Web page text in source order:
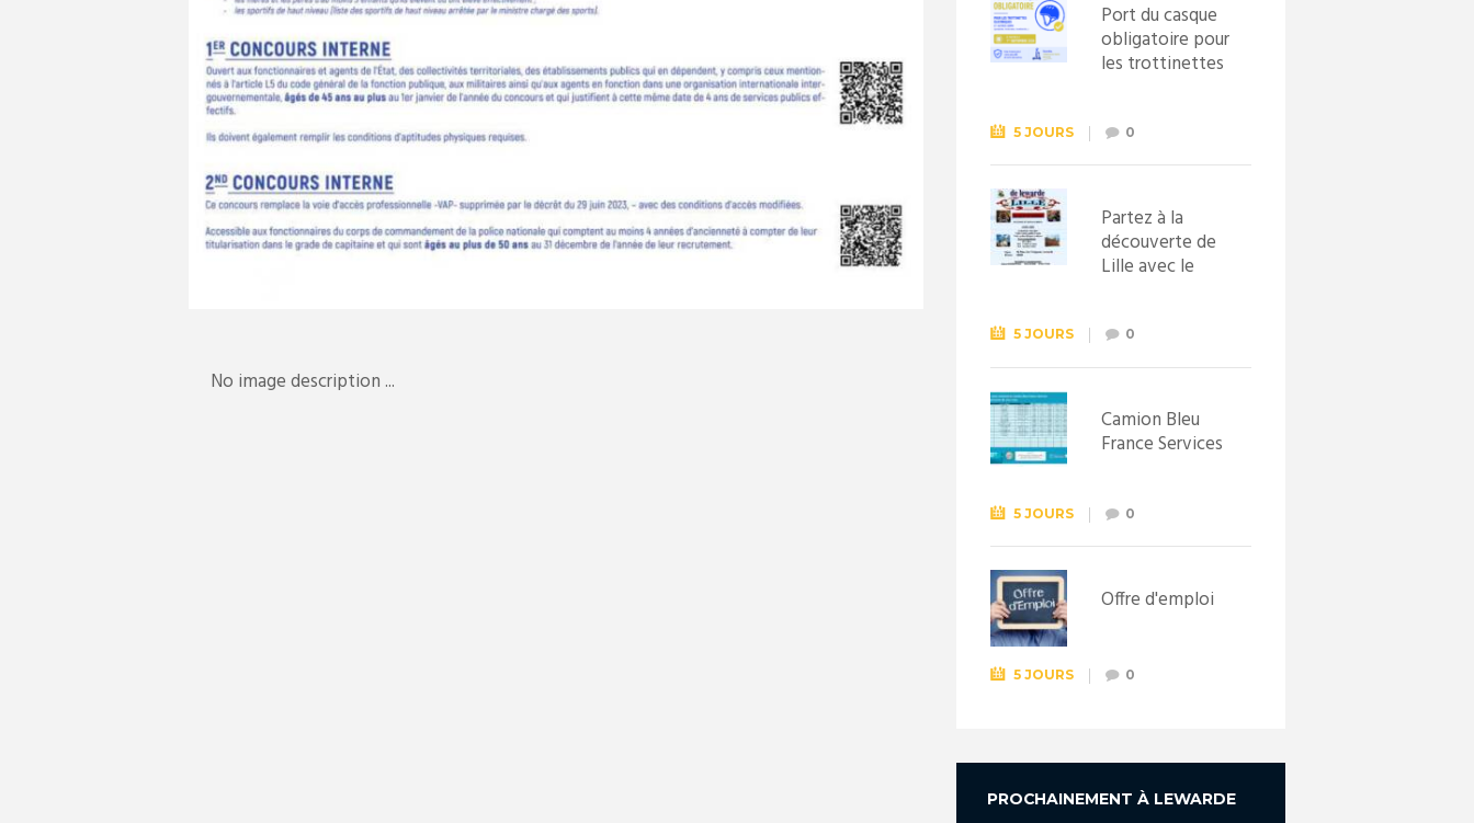
No image description ...
Port du casque
obligatoire pour
les trottinettes
septembre
2026
5 JOURS 0
Partez à la
découverte de
Lille avec le
Lewarde, le 26
septembre !
5 JOURS 0
Camion Bleu
France Services
5 JOURS 0
Offre d'emploi
5 JOURS 0
PROCHAINEMENT À LEWARDE